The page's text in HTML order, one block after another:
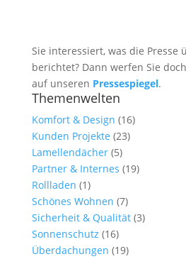
Sie interessiert, was die Presse
berichtet? Dann werfen Sie
auf unseren Pressespiegel.
Themenwelten
Komfort & Design (16)
Kunden Projekte (23)
Lamellendächer(5)
Partner & Internes (19)
Rollladen (1)
Schönes Wohnen (7)
Sicherheit & Qualität(3)
Sonnenschutz (16)
Überdachungen (19)